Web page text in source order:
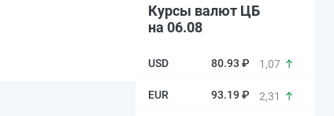
Курсы валют ЦБ
на 06.08
80.93 ₽ 1,07
93.19 ₽ 2,31